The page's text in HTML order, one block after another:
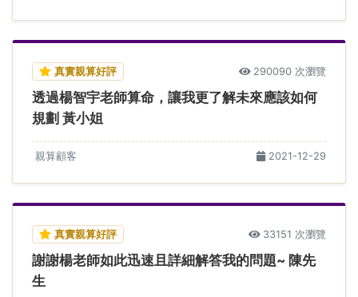
真實親算好評 290090 次瀏覽
透過楊智宇老師算命，讓我更了解未來應該如何
規劃 黃小姐
親算顧客 2021-12-29
真實親算好評 33151 次瀏覽
謝謝楊老師如此迅速且詳細解答我的問題~ 陳先
生